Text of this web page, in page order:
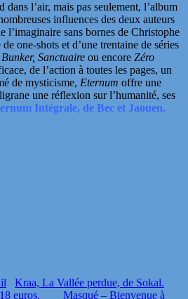
dans l’air, mais pas seulement, l’album
influences des deux auteurs
l’imaginaire sans bornes de Christophe
one-shots et d’une trentaine de séries
Sanctuaire ou encore Zéro
de l’action à toutes les pages, un
de mysticisme, Eternum offre une
une réflexion sur l’humanité, ses
Intégrale, de Bec et Jaouen.
Kraa, La Vallée perdue, de Sokal.
euros.
Masqué – Bienvenue à